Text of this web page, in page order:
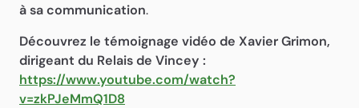
à sa communication.
Découvrez le témoignage vidéo de Xavier Grimon,
dirigeant du Relais de Vincey :
https://www.youtube.com/watch?
v=zkPJeMmQ1D8